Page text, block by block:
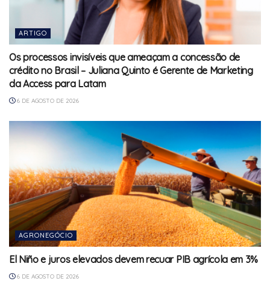
ARTIGO
Os processos invisíveis que ameaçam a concessão de
crédito no Brasil – Juliana Quinto é Gerente de Marketing
da Access para Latam
6 DE AGOSTO DE 2026
AGRONEGÓCIO
El Niño e juros elevados devem recuar PIB agrícola em 3%
6 DE AGOSTO DE 2026